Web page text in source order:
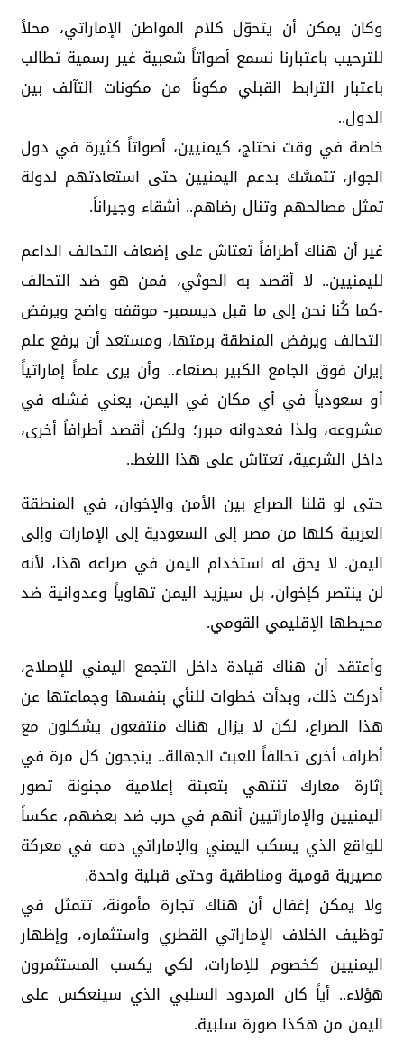
وكان يمكن أن يتحوّل كلام المواطن الإماراتي، محلاً
للترحيب باعتبارنا نسمع أصواتاً شعبية غير رسمية تطالب
باعتبار الترابط القبلي مكوناً من مكونات التآلف بين
الدول..
خاصة في وقت نحتاج، كيمنيين، أصواتاً كثيرة في دول
الجوار، تتمسَّك بدعم اليمنيين حتى استعادتهم لدولة
تمثل مصالحهم وتنال رضاهم.. أشقاء وجيراناً.
غير أن هناك أطرافاً تعتاش على إضعاف التحالف الداعم
لليمنيين.. لا أقصد به الحوثي، فمن هو ضد التحالف
-كما كُنا نحن إلى ما قبل ديسمبر- موقفه واضح ويرفض
التحالف ويرفض المنطقة برمتها، ومستعد أن يرفع علم
إيران فوق الجامع الكبير بصنعاء.. وأن يرى علماً إماراتياً
أو سعودياً في أي مكان في اليمن، يعني فشله في
مشروعه، ولذا فعدوانه مبرر؛ ولكن أقصد أطرافاً أخرى،
داخل الشرعية، تعتاش على هذا اللغط..
حتى لو قلنا الصراع بين الأمن والإخوان، في المنطقة
العربية كلها من مصر إلى السعودية إلى الإمارات وإلى
اليمن. لا يحق له استخدام اليمن في صراعه هذا، لأنه
لن ينتصر كإخوان، بل سيزيد اليمن تهاوياً وعدوانية ضد
محيطها الإقليمي القومي.
وأعتقد أن هناك قيادة داخل التجمع اليمني للإصلاح،
أدركت ذلك، وبدأت خطوات للنأي بنفسها وجماعتها عن
هذا الصراع، لكن لا يزال هناك منتفعون يشكلون مع
أطراف أخرى تحالفاً للعبث الجهالة.. ينجحون كل مرة في
إثارة معارك تنتهي بتعبئة إعلامية مجنونة تصور
اليمنيين والإماراتيين أنهم في حرب ضد بعضهم، عكساً
للواقع الذي يسكب اليمني والإماراتي دمه في معركة
مصيرية قومية ومناطقية وحتى قبلية واحدة.
ولا يمكن إغفال أن هناك تجارة مأمونة، تتمثل في
توظيف الخلاف الإماراتي القطري واستثماره، وإظهار
اليمنيين كخصوم للإمارات، لكي يكسب المستثمرون
هؤلاء.. أياً كان المردود السلبي الذي سينعكس على
اليمن من هكذا صورة سلبية.